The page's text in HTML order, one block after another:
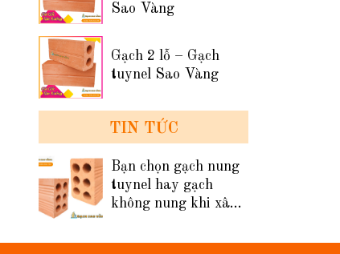
Sao Vàng
Gạch 2 lỗ – Gạch
tuynel Sao Vàng
TIN TỨC
Bạn chọn gạch nung
tuynel hay gạch
không nung khi xây